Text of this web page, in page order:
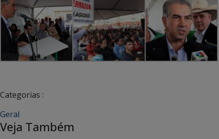
Categorias :
Geral
Veja Também